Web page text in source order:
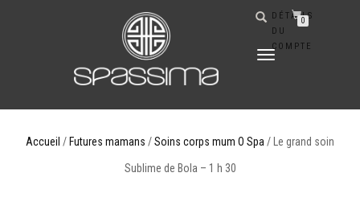
DÉPLIER
DÉTAILS
DU
COMPTE
0
Accueil / Futures mamans /Soins corps mum O Spa / Le grand soin
Sublime de Bola – 1 h 30